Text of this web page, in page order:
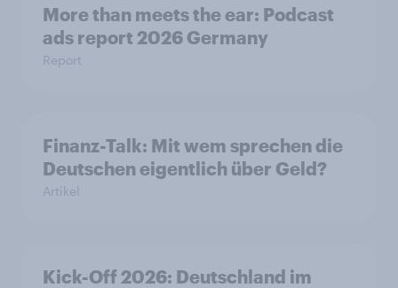
More than meets the ear: Podcast
ads report 2026 Germany
Report
Finanz-Talk: Mit wem sprechen die
Deutschen eigentlich über Geld?
Artikel
Kick-Off 2026: Deutschland im